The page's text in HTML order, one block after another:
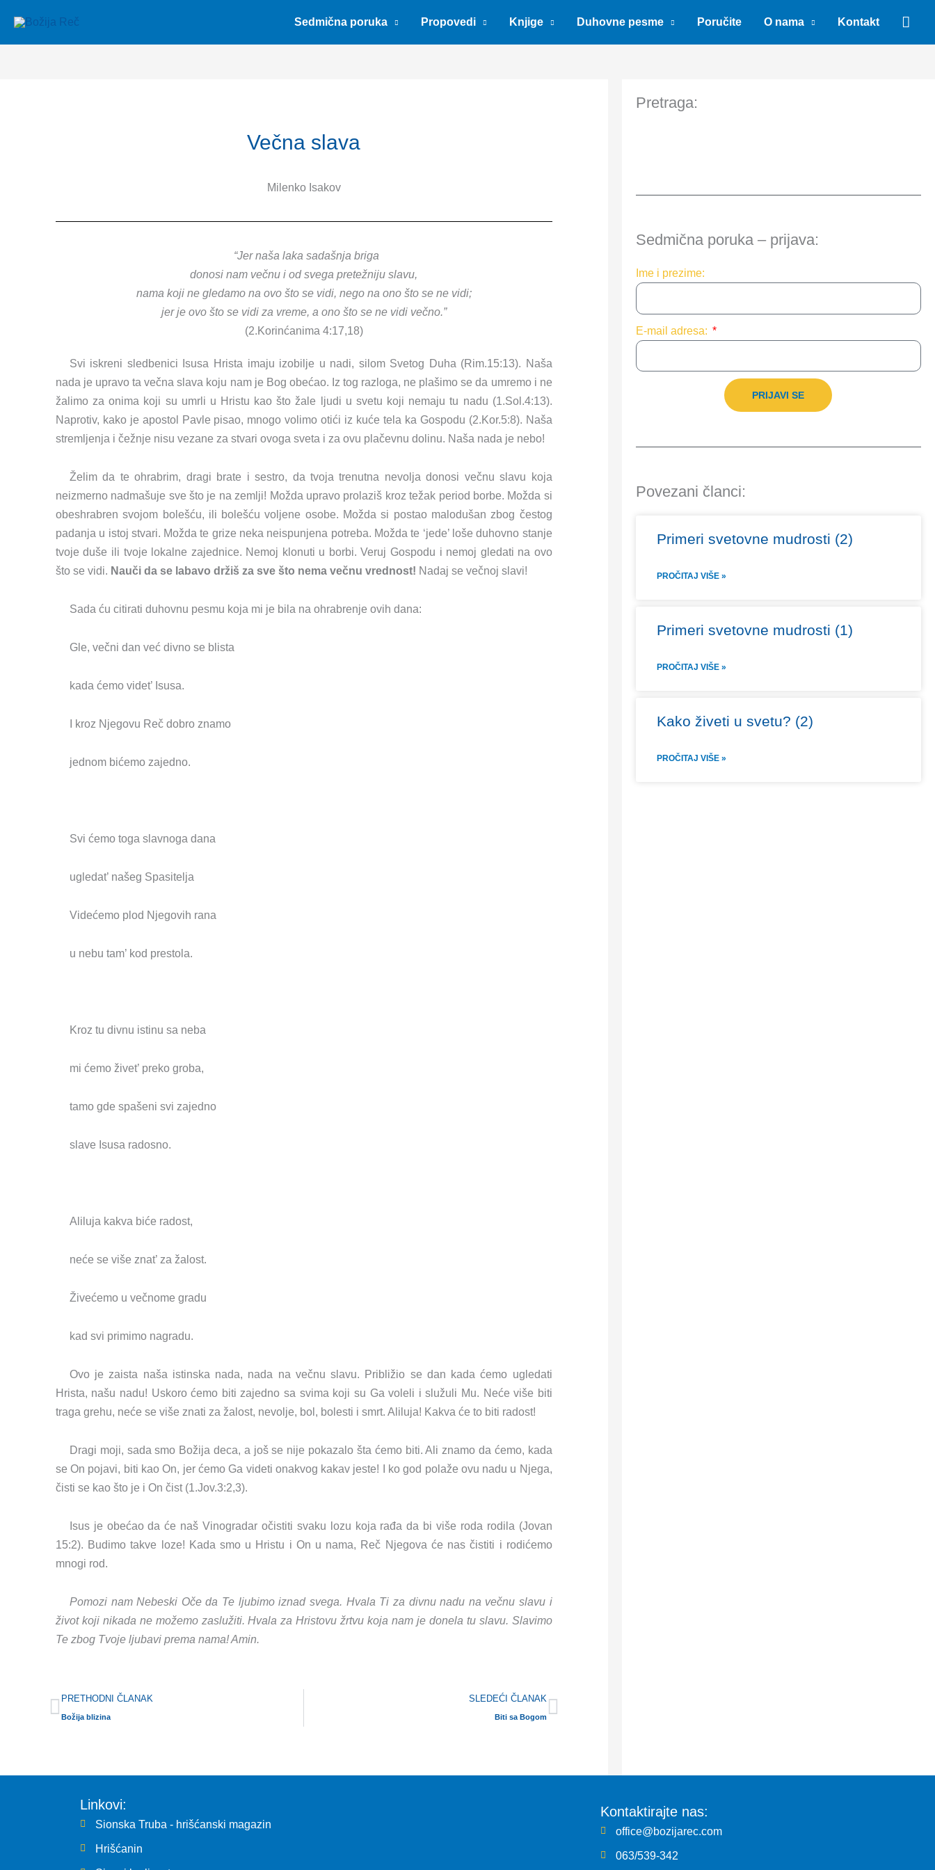
content
Sedmična poruka Propovedi Knjige Duhovne pesme Poručite O nama Kontakt
Večna slava
Milenko Isakov
“Jer naša laka sadašnja briga
donosi nam večnu i od svega pretežniju slavu,
nama koji ne gledamo na ovo što se vidi, nego na ono što se ne vidi;
jer je ovo što se vidi za vreme, a ono što se ne vidi večno.”
(2.Korinćanima 4:17,18)
Svi iskreni sledbenici Isusa Hrista imaju izobilje u nadi, silom Svetog Duha (Rim.15:13). Naša
nada je upravo ta večna slava koju nam je Bog obećao. Iz tog razloga, ne plašimo se da umremo i ne
žalimo za onima koji su umrli u Hristu kao što žale ljudi u svetu koji nemaju tu nadu (1.Sol.4:13).
Naprotiv, kako je apostol Pavle pisao, mnogo volimo otići iz kuće tela ka Gospodu (2.Kor.5:8). Naša
stremljenja i čežnje nisu vezane za stvari ovoga sveta i za ovu plačevnu dolinu. Naša nada je nebo!
Želim da te ohrabrim, dragi brate i sestro, da tvoja trenutna nevolja donosi večnu slavu koja
neizmerno nadmašuje sve što je na zemlji! Možda upravo prolaziš kroz težak period borbe. Možda si
obeshrabren svojom bolešću, ili bolešću voljene osobe. Možda si postao malodušan zbog čestog
padanja u istoj stvari. Možda te grize neka neispunjena potreba. Možda te ‘jede’ loše duhovno stanje
tvoje duše ili tvoje lokalne zajednice. Nemoj klonuti u borbi. Veruj Gospodu i nemoj gledati na ovo
što se vidi. Nauči da se labavo držiš za sve što nema večnu vrednost! Nadaj se večnoj slavi!
Sada ću citirati duhovnu pesmu koja mi je bila na ohrabrenje ovih dana:
Gle, večni dan već divno se blista
kada ćemo videt’ Isusa.
I kroz Njegovu Reč dobro znamo
jednom bićemo zajedno.
Svi ćemo toga slavnoga dana
ugledat’ našeg Spasitelja
Videćemo plod Njegovih rana
u nebu tam’ kod prestola.
Kroz tu divnu istinu sa neba
mi ćemo živet’ preko groba,
tamo gde spašeni svi zajedno
slave Isusa radosno.
Aliluja kakva biće radost,
neće se više znat’ za žalost.
Živećemo u večnome gradu
kad svi primimo nagradu.
Ovo je zaista naša istinska nada, nada na večnu slavu. Približio se dan kada ćemo ugledati
Hrista, našu nadu! Uskoro ćemo biti zajedno sa svima koji su Ga voleli i služuli Mu. Neće više biti
traga grehu, neće se više znati za žalost, nevolje, bol, bolesti i smrt. Aliluja! Kakva će to biti radost!
Dragi moji, sada smo Božija deca, a još se nije pokazalo šta ćemo biti. Ali znamo da ćemo, kada
se On pojavi, biti kao On, jer ćemo Ga videti onakvog kakav jeste! I ko god polaže ovu nadu u Njega,
čisti se kao što je i On čist (1.Jov.3:2,3).
Isus je obećao da će naš Vinogradar očistiti svaku lozu koja rađa da bi više roda rodila (Jovan
15:2). Budimo takve loze! Kada smo u Hristu i On u nama, Reč Njegova će nas čistiti i rodićemo
mnogi rod.
Pomozi nam Nebeski Oče da Te ljubimo iznad svega. Hvala Ti za divnu nadu na večnu slavu i
život koji nikada ne možemo zaslužiti. Hvala za Hristovu žrtvu koja nam je donela tu slavu. Slavimo
Te zbog Tvoje ljubavi prema nama! Amin.
Prev
PRETHODNI ČLANAK
Božija blizina
SLEDEĆI ČLANAK
Biti sa Bogom
Next
Pretraga:
Sedmična poruka – prijava:
Ime i prezime:
E-mail adresa:
PRIJAVI SE
Povezani članci:
Primeri svetovne mudrosti (2)
PROČITAJ VIŠE »
Primeri svetovne mudrosti (1)
PROČITAJ VIŠE »
Kako živeti u svetu? (2)
PROČITAJ VIŠE »
Linkovi:
Sionska Truba - hrišćanski magazin
Hrišćanin
Kontaktirajte nas:
office@bozijarec.com
063/539-342